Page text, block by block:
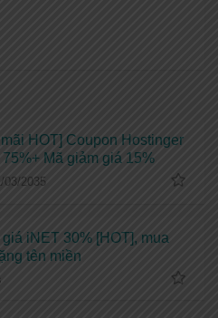
HOT] Coupon Hostinger
Mã giảm giá 15%
03/2035
giá iNET 30% [HOT], mua
tên miền